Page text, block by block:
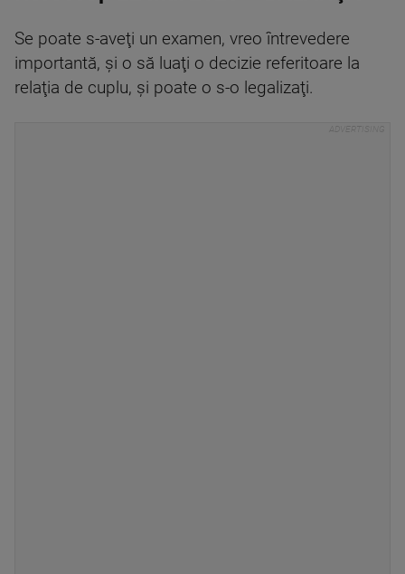
Se poate s-aveţi un examen, vreo întrevedere
importantă, şi o să luaţi o decizie referitoare la
relaţia de cuplu, şi poate o s-o legalizaţi.